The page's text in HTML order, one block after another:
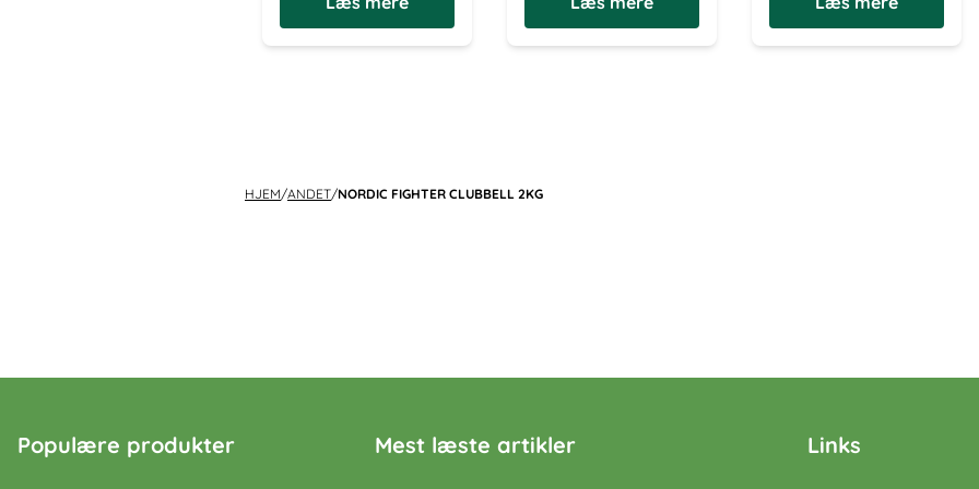
HJEM/ANDET/NORDIC FIGHTER CLUBBELL 2KG
Populære produkter Mest læste artikler Links